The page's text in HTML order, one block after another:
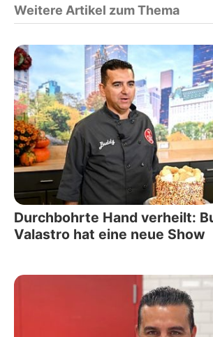
Weitere Artikel zum Thema
Durchbohrte Hand verheilt:
Valastro hat eine neue Show